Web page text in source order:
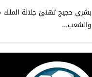
بشرى حجيج تهنئ جلالة
والشعب...